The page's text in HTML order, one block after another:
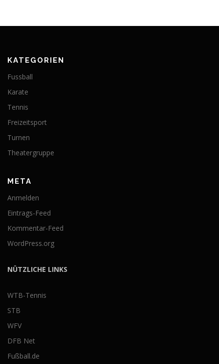
KATEGORIEN
Fussball
Karate
Tennis
Freizeitsport
Turnen
Theatergruppe
META
Anmelden
Eintrags-Feed
Kommentar-Feed
WordPress.org
NÜTZLICHE LINKS
WTB-Tennis
STB
WFV
DFB Net
Fußball.de